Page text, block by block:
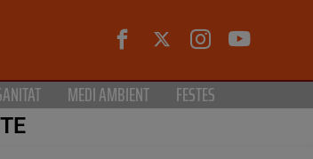
MEDI AMBIENT FESTES